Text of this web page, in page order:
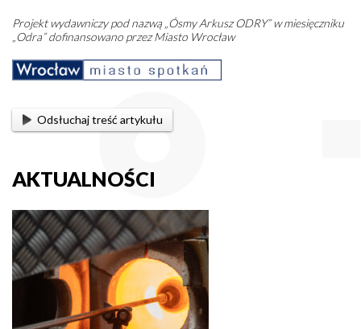
Projekt wydawniczy pod nazwą „Ósmy Arkusz ODRY” w miesięczniku
„Odra” dofinansowano przez Miasto Wrocław
Odsłuchaj treść artykułu
AKTUALNOŚCI